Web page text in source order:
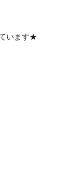
います★